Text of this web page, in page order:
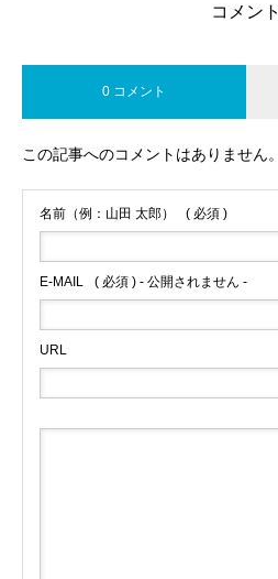
コメント
0 コメント
この記事へのコメントはありません。
名前（例：山田 太郎） ( 必須 )
E-MAIL ( 必須 ) - 公開されません -
URL